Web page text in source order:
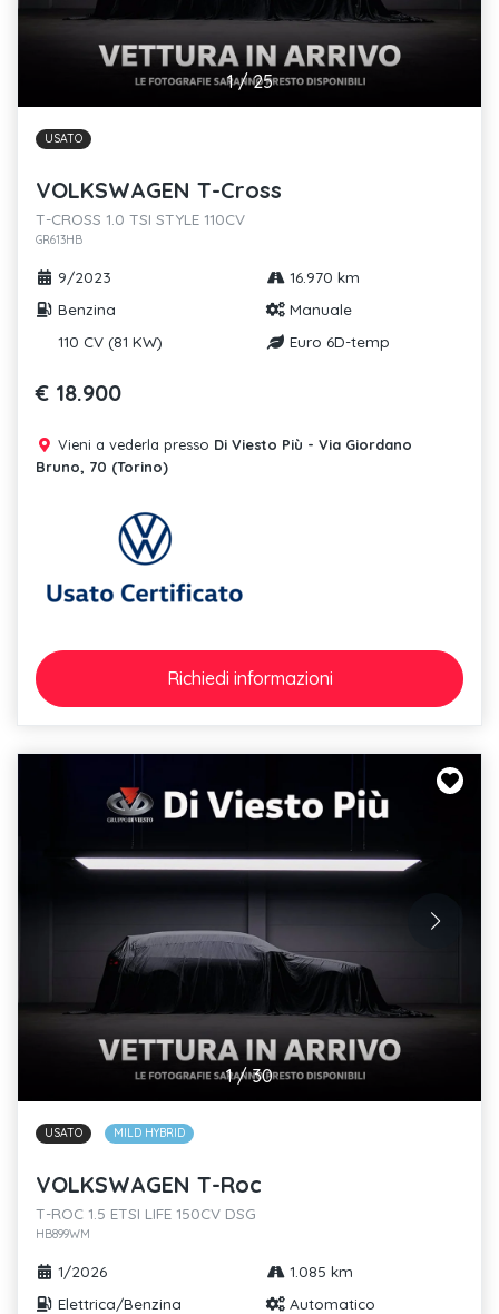
1/25
USATO
VOLKSWAGEN T-Cross
T-CROSS 1.0 TSI STYLE 110CV
GR613HB
9/2023
16.970 km
Benzina
Manuale
110 CV (81 KW)
Euro 6D-temp
€ 18.900
Vieni a vederla presso Di Viesto Più - Via Giordano
Bruno, 70 (Torino)
Richiedi informazioni
1/30
USATO MILD HYBRID
VOLKSWAGEN T-Roc
T-ROC 1.5 ETSI LIFE 150CV DSG
HB899WM
1/2026
1.085 km
Elettrica/Benzina
Automatico